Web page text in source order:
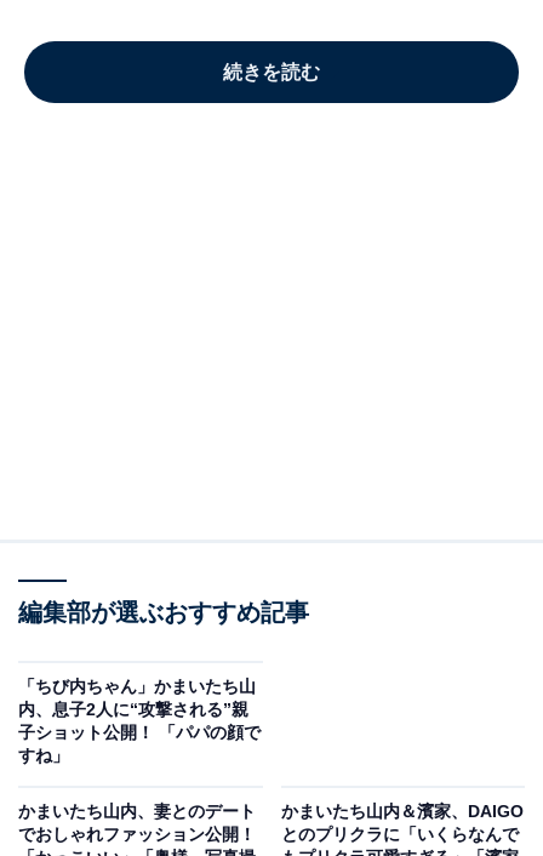
続きを読む
編集部が選ぶおすすめ記事
「ちび内ちゃん」かまいたち山
内、息子2人に“攻撃される”親
子ショット公開！ 「パパの顔で
すね」
かまいたち山内、妻とのデート
でおしゃれファッション公開！
かまいたち山内＆濱家、DAIGO
とのプリクラに「いくらなんで